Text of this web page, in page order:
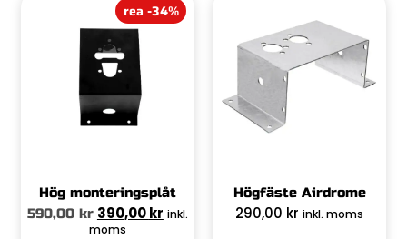
rea -34%
Hög monteringsplåt
590,00kr 390,00kr inkl.
moms
Högfäste Airdrome
290,00 kr inkl. moms